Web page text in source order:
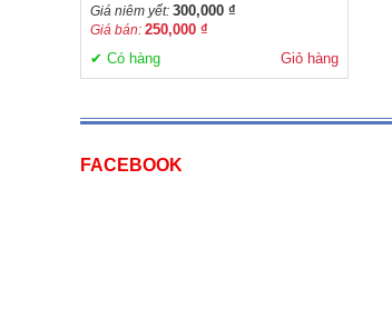
Giá niêm yết: 300,000 ₫
Giá bán: 250,000 ₫
✔ Có hàng Giỏ hàng
FACEBOOK